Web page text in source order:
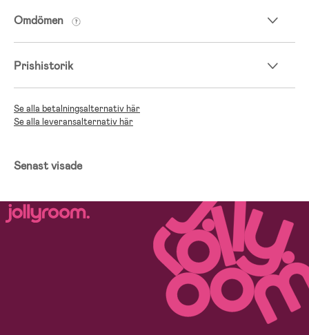
Omdömen
Prishistorik
Se alla betalningsalternativ här
Se alla leveransalternativ här
Senast visade